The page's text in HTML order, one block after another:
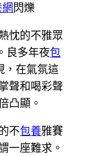
閃爍
忱的不雅眾
良多年夜包
，在氣氛這
聲和喝彩聲
凸顯。
不包養雅賽
一座難求。